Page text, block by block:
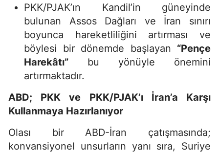
PKK/PJAK’ın Kandil’in güneyinde
bulunan Assos Dağları ve İran sınırı
boyunca hareketliliğini artırması ve
böylesi bir dönemde başlayan “Pençe
Harekâtı” bu yönüyle önemini
artırmaktadır.
ABD; PKK ve PKK/PJAK’ı İran’a Karşı
Kullanmaya Hazırlanıyor
Olası bir ABD-İran çatışmasında;
konvansiyonel unsurların yanı sıra, Suriye